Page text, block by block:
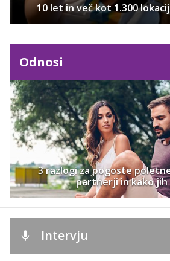
10 let in več kot 1.300
Odnosi
3 razlogi za pogoste
partnerji in kako
Intervju